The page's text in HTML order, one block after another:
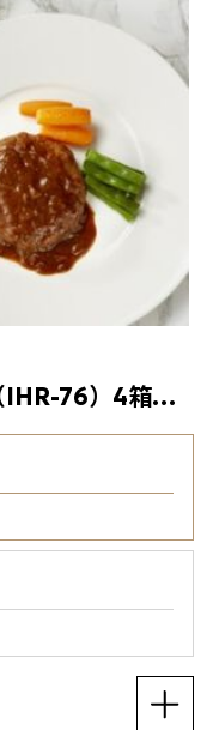
ハンバーグオニオンソース（IHR-76）4箱（冷凍食品）